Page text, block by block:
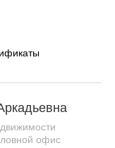
офис